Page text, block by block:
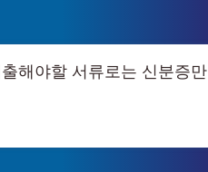
해야할 서류로는 신분증만